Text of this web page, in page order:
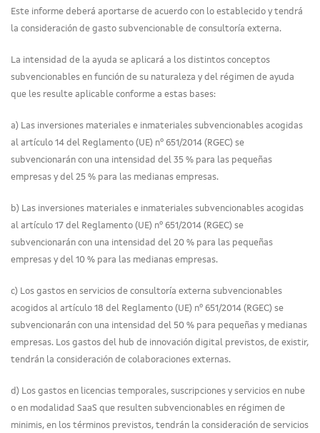
Este informe deberá aportarse de acuerdo con lo establecido y tendrá
la consideración de gasto subvencionable de consultoría externa.
La intensidad de la ayuda se aplicará a los distintos conceptos
subvencionables en función de su naturaleza y del régimen de ayuda
que les resulte aplicable conforme a estas bases:
a) Las inversiones materiales e inmateriales subvencionables acogidas
al artículo 14 del Reglamento (UE) nº 651/2014 (RGEC) se
subvencionarán con una intensidad del 35 % para las pequeñas
empresas y del 25 % para las medianas empresas.
b) Las inversiones materiales e inmateriales subvencionables acogidas
al artículo 17 del Reglamento (UE) nº 651/2014 (RGEC) se
subvencionarán con una intensidad del 20 % para las pequeñas
empresas y del 10 % para las medianas empresas.
c) Los gastos en servicios de consultoría externa subvencionables
acogidos al artículo 18 del Reglamento (UE) nº 651/2014 (RGEC) se
subvencionarán con una intensidad del 50 % para pequeñas y medianas
empresas. Los gastos del hub de innovación digital previstos, de existir,
tendrán la consideración de colaboraciones externas.
d) Los gastos en licencias temporales, suscripciones y servicios en nube
o en modalidad SaaS que resulten subvencionables en régimen de
minimis, en los términos previstos, tendrán la consideración de servicios